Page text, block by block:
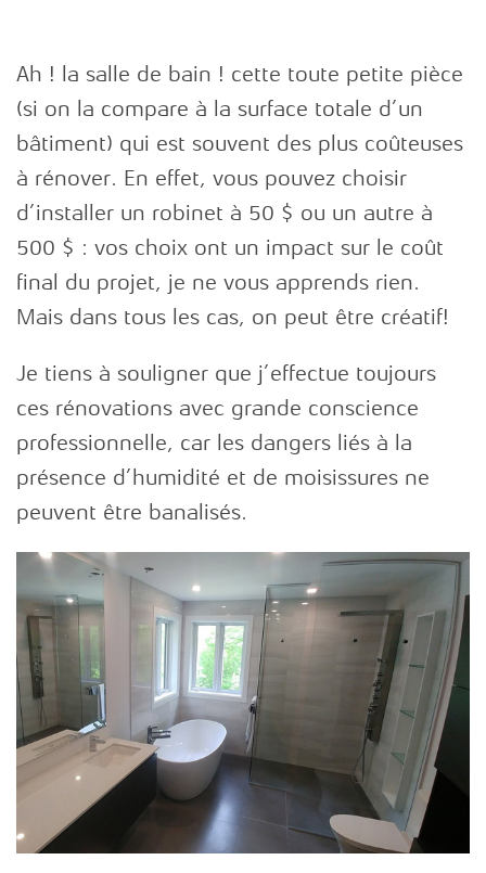
VOTRE
SITUATION:
Rénovation
Autoconstruction
Maison
écologique
Clinique
de
santé
Ah ! la salle de bain ! cette toute petite pièce
(si on la compare à la surface totale d’un
bâtiment) qui est souvent des plus coûteuses
à rénover. En effet, vous pouvez choisir
d’installer un robinet à 50 $ ou un autre à
500 $ : vos choix ont un impact sur le coût
final du projet, je ne vous apprends rien.
Mais dans tous les cas, on peut être créatif!
Je tiens à souligner que j’effectue toujours
ces rénovations avec grande conscience
professionnelle, car les dangers liés à la
présence d’humidité et de moisissures ne
peuvent être banalisés.